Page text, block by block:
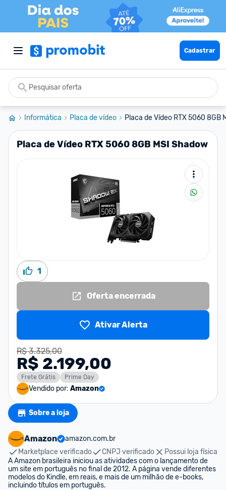
Cadastrar
Informática Placa de vídeo Placa de Vídeo RTX 5060 8GB
Placa de Vídeo RTX 5060 8GB MSI Shadow
1
Oferta encerrada
Ativar Alerta
R$ 3.325,00
R$ 2.199,00
Frete Grátis Prime Day
Vendido por: Amazon
Sobre a loja
Amazon
amazon.com.br
Marketplace verificado
CNPJ verificado
Possui loja física
A Amazon brasileira iniciou as atividades com o lançamento de
um site em português no final de 2012. A página vende diferentes
modelos do Kindle, em reais, e mais de um milhão de e-books,
incluindo títulos em português.